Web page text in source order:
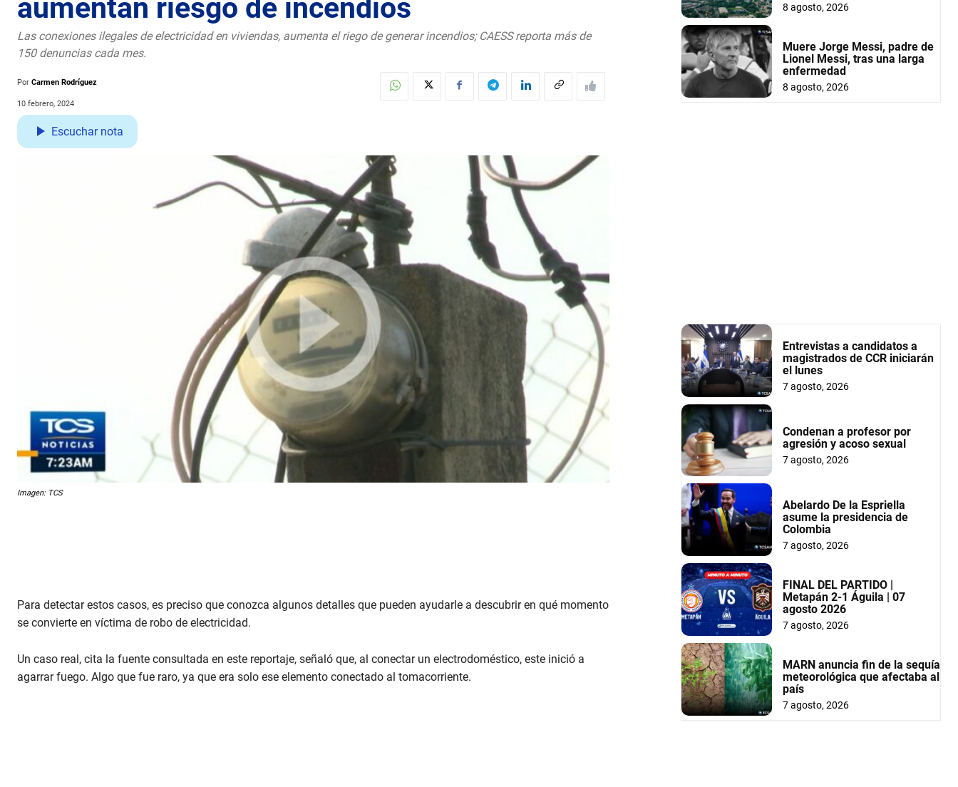
aumentan riesgo de incendios
Las conexiones ilegales de electricidad en viviendas, aumenta el riego de generar incendios; CAESS reporta más de
150 denuncias cada mes.
Por Carmen Rodríguez
10 febrero, 2024
Escuchar nota
Imagen: TCS
Para detectar estos casos, es preciso que conozca algunos detalles que pueden ayudarle a descubrir en qué momento
se convierte en víctima de robo de electricidad.
Un caso real, cita la fuente consultada en este reportaje, señaló que, al conectar un electrodoméstico, este inició a
agarrar fuego. Algo que fue raro, ya que era solo ese elemento conectado al tomacorriente.
8 agosto, 2026
Muere Jorge Messi, padre de
Lionel Messi, tras una larga
enfermedad
8 agosto, 2026
Entrevistas a candidatos a
magistrados de CCR iniciarán
el lunes
7 agosto, 2026
Condenan a profesor por
agresión y acoso sexual
7 agosto, 2026
Abelardo De la Espriella
asume la presidencia de
Colombia
7 agosto, 2026
FINAL DEL PARTIDO |
Metapán 2-1 Águila | 07
agosto 2026
7 agosto, 2026
MARN anuncia fin de la sequía
meteorológica que afectaba al
país
7 agosto, 2026